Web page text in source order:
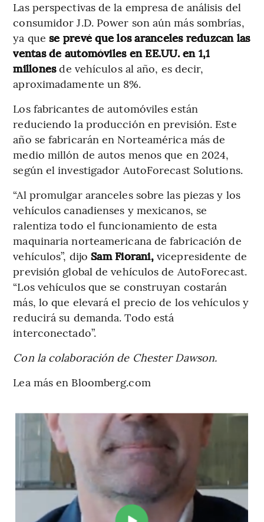
Las perspectivas de la empresa de análisis del
consumidor J.D. Power son aún más sombrías,
ya que se prevé que los aranceles reduzcan las
ventas de automóviles en EE.UU. en 1,1
millonesde vehículos al año, es decir,
aproximadamente un 8%.
Los fabricantes de automóviles están
reduciendo la producción en previsión. Este
año se fabricarán en Norteamérica más de
medio millón de autos menos que en 2024,
según el investigador AutoForecast Solutions.
“Al promulgar aranceles sobre las piezas y los
vehículos canadienses y mexicanos, se
ralentiza todo el funcionamiento de esta
maquinaria norteamericana de fabricación de
vehículos”, dijo Sam Fiorani,vicepresidente de
previsión global de vehículos de AutoForecast.
“Los vehículos que se construyan costarán
más, lo que elevará el precio de los vehículos y
reducirá su demanda. Todo está
interconectado”.
Con la colaboración de Chester Dawson.
Lea más en Bloomberg.com